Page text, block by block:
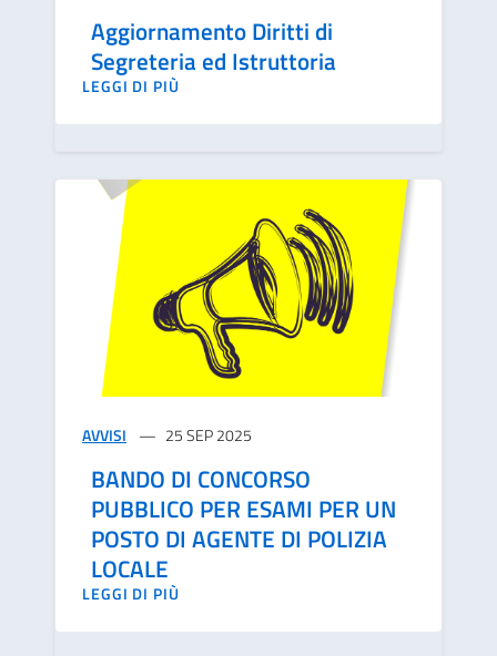
Aggiornamento Diritti di
Segreteria ed Istruttoria
LEGGI DI PIÙ
AVVISI 25 SEP 2025
BANDO DI CONCORSO
PUBBLICO PER ESAMI PER UN
POSTO DI AGENTE DI POLIZIA
LOCALE
LEGGI DI PIÙ